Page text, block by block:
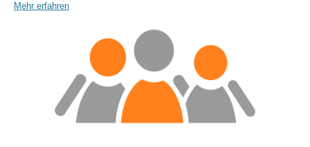
Mehr erfahren